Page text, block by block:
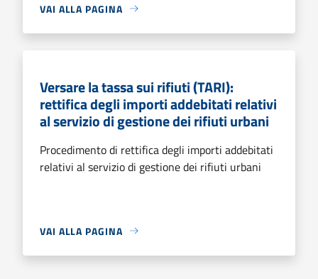
VAI ALLA PAGINA
Versare la tassa sui rifiuti (TARI):
rettifica degli importi addebitati relativi
al servizio di gestione dei rifiuti urbani
Procedimento di rettifica degli importi addebitati
relativi al servizio di gestione dei rifiuti urbani
VAI ALLA PAGINA